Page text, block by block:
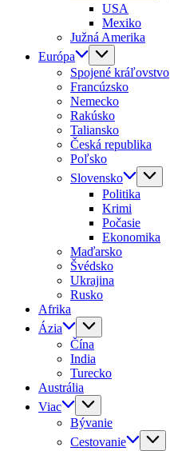
USA
Mexiko
Južná Amerika
Európa
Spojené kráľovstvo
Francúzsko
Nemecko
Rakúsko
Taliansko
Česká republika
Poľsko
Slovensko
Politika
Krimi
Počasie
Ekonomika
Maďarsko
Švédsko
Ukrajina
Rusko
Afrika
Ázia
Čína
India
Turecko
Austrália
Viac
Bývanie
Cestovanie